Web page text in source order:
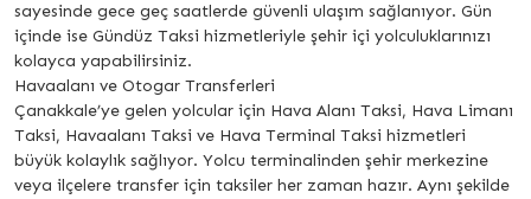
sayesinde gece geç saatlerde güvenli ulaşım sağlanıyor. Gün
içinde ise Gündüz Taksi hizmetleriyle şehir içi yolculuklarınızı
kolayca yapabilirsiniz.
Havaalanı ve Otogar Transferleri
Çanakkale’ye gelen yolcular için Hava Alanı Taksi, Hava Limanı
Taksi, Havaalanı Taksi ve Hava Terminal Taksi hizmetleri
büyük kolaylık sağlıyor. Yolcu terminalinden şehir merkezine
veya ilçelere transfer için taksiler her zaman hazır. Aynı şekilde